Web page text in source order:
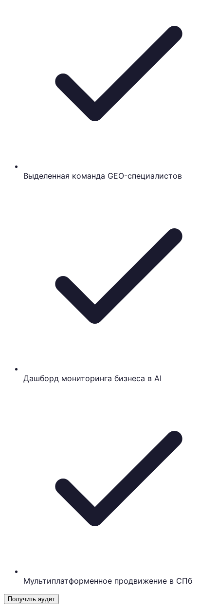
Выделенная команда GEO-специалистов
Дашборд мониторинга бизнеса в AI
Мультиплатформенное продвижение в СПб
Получить аудит